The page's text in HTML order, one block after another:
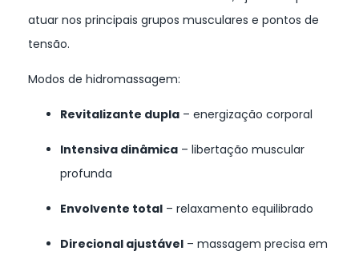
atuar nos principais grupos musculares e pontos de
tensão.
Modos de hidromassagem:
Revitalizante dupla – energização corporal
Intensiva dinâmica – libertação muscular
profunda
Envolvente total – relaxamento equilibrado
Direcional ajustável – massagem precisa em